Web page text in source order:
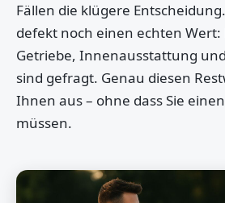
Fällen die klügere
defekt noch einen echten Wert:
Getriebe, Innenausstattung
sind gefragt. Genau diesen
Ihnen aus – ohne dass Sie
müssen.